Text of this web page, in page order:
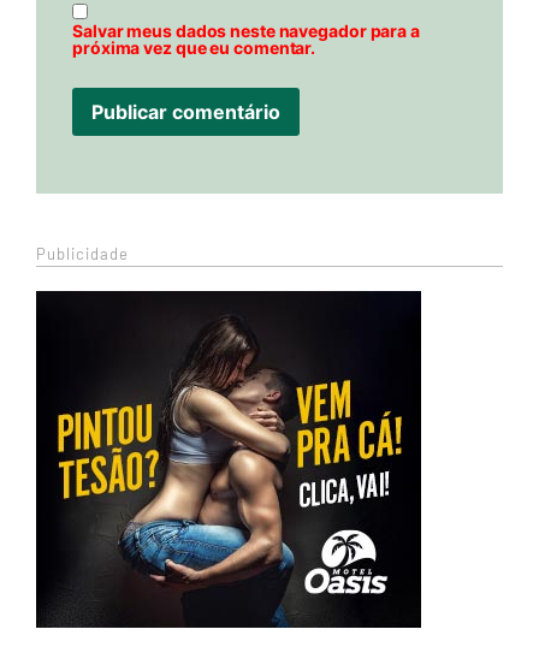
Salvar meus dados neste navegador para a
próxima vez que eu comentar.
Publicidade